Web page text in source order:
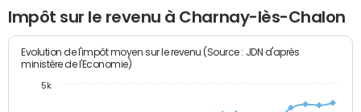
Impôt sur le revenu à Charnay-lès-Chalon
Evolution de l'impôt moyen sur le revenu (Source : JDN d'après
ministère de l'Economie)
5k